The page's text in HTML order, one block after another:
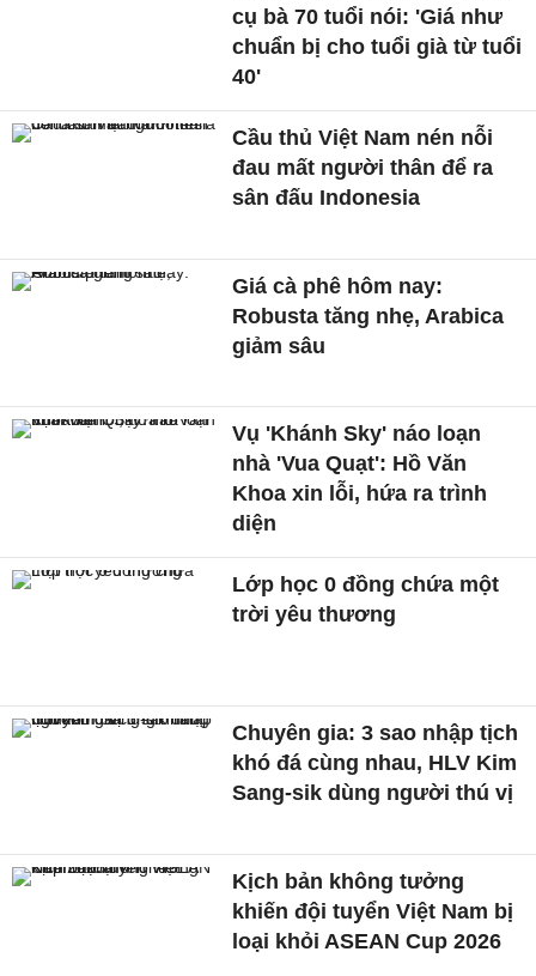
cụ bà 70 tuổi nói: 'Giá như
chuẩn bị cho tuổi già từ tuổi
40'
Cầu thủ Việt Nam nén nỗi
đau mất người thân để ra
sân đấu Indonesia
Giá cà phê hôm nay:
Robusta tăng nhẹ, Arabica
giảm sâu
Vụ 'Khánh Sky' náo loạn
nhà 'Vua Quạt': Hồ Văn
Khoa xin lỗi, hứa ra trình
diện
Lớp học 0 đồng chứa một
trời yêu thương
Chuyên gia: 3 sao nhập tịch
khó đá cùng nhau, HLV Kim
Sang-sik dùng người thú vị
Kịch bản không tưởng
khiến đội tuyển Việt Nam bị
loại khỏi ASEAN Cup 2026